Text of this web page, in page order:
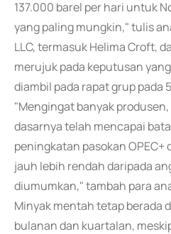
137.000 barel per hari untuk
yang paling mungkin," tulis
LLC, termasuk Helima Croft,
merujuk pada keputusan
diambil pada rapat grup pada
"Mengingat banyak
dasarnya telah mencapai
peningkatan pasokan OPEC+
jauh lebih rendah daripada
diumumkan," tambah para
Minyak mentah tetap berada
bulanan dan kuartalan,